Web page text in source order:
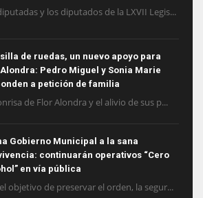
y los diputados de la LXVII Legis...
de ruedas, un nuevo apoyo para
Pedro Miguel y Sonia Marie
a petición de familia
de Flor Alondra y el alivio de sus p...
Gobierno Municipal a la sana
continuarán operativos “Cero
en vía pública
objetivo de preservar el orden, la segur...